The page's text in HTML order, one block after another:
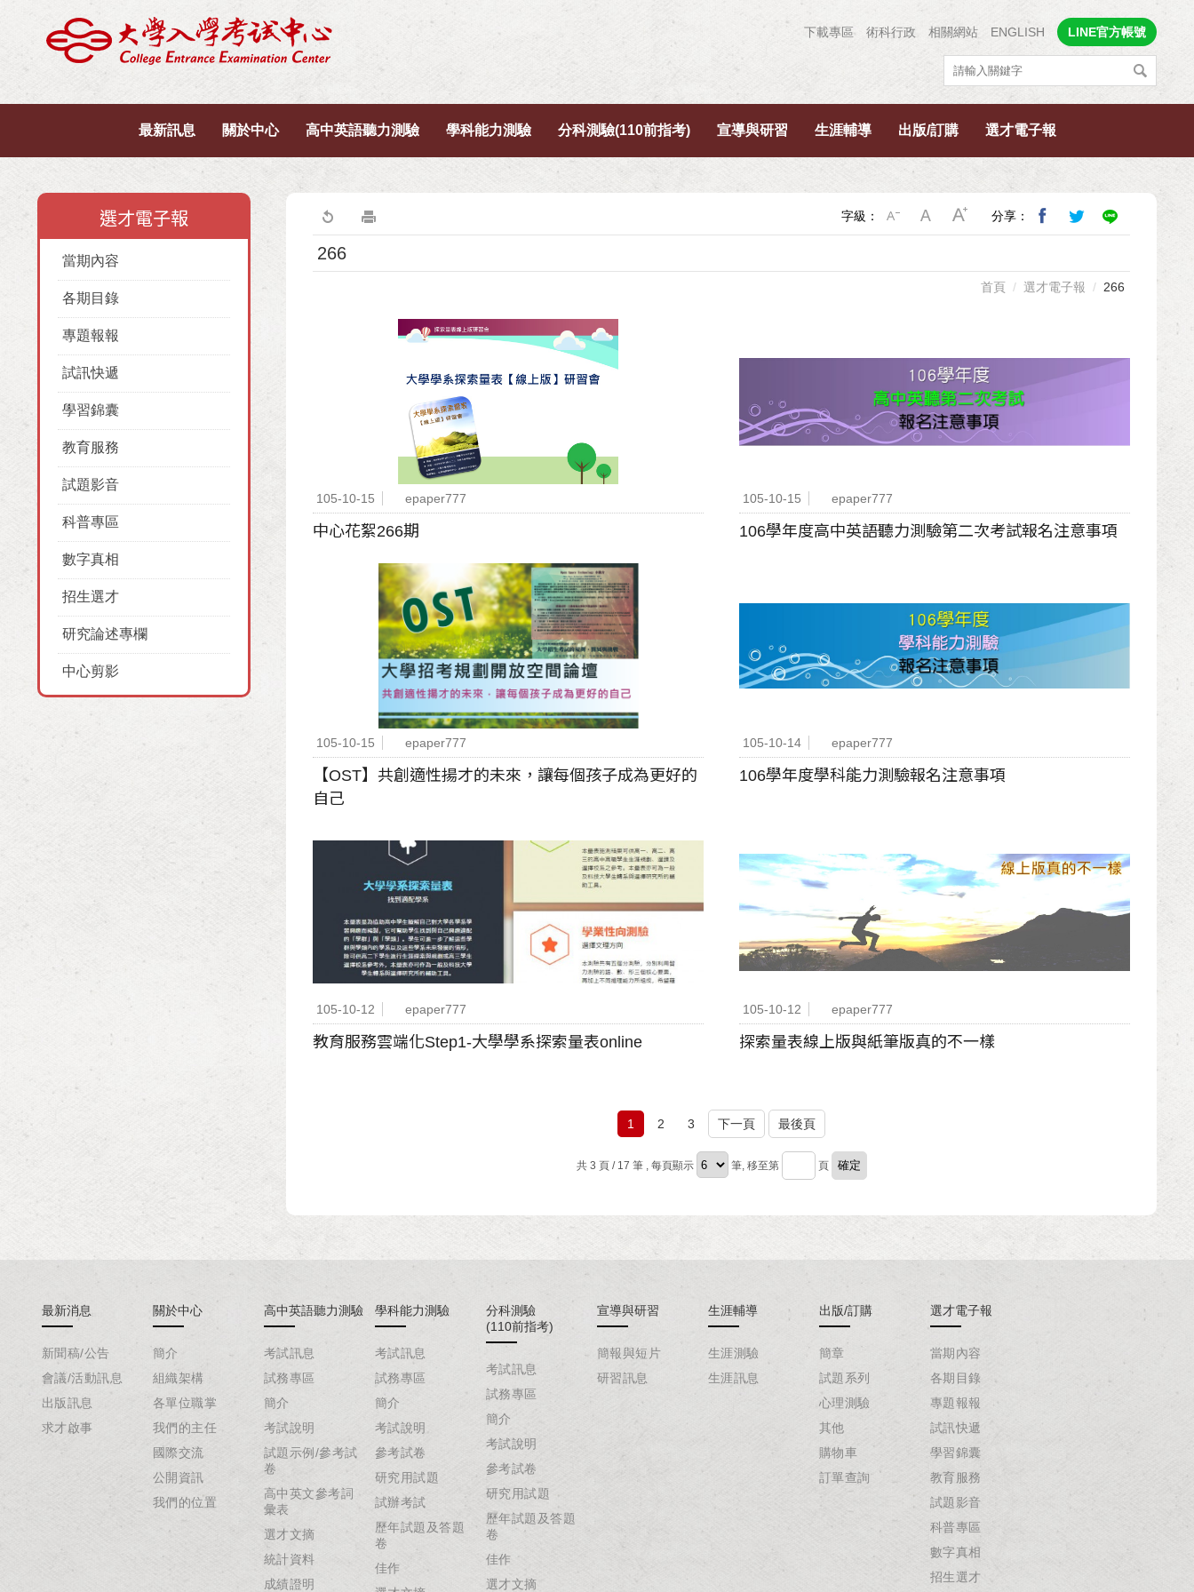
下載專區 術科行政 相關網站 ENGLISH LINE官方帳號
最新訊息 關於中心 高中英語聽力測驗 學科能力測驗 分科測驗(110前指考) 宣導與研習 生涯輔導 出版/訂購 選才電子報
選才電子報
當期內容
各期目錄
專題報報
試訊快遞
學習錦囊
教育服務
試題影音
科普專區
數字真相
招生選才
研究論述專欄
中心剪影
字級： 分享：
266
首頁 選才電子報 266
105-10-15 epaper777
中心花絮266期
105-10-15 epaper777
106學年度高中英語聽力測驗第二次考試報名注意事項
105-10-15 epaper777
【OST】共創適性揚才的未來，讓每個孩子成為更好的
自己
105-10-14 epaper777
106學年度學科能力測驗報名注意事項
105-10-12 epaper777
教育服務雲端化Step1-大學學系探索量表online
105-10-12 epaper777
探索量表線上版與紙筆版真的不一樣
1 2 3 下一頁 最後頁
共 3 頁 / 17 筆 , 每頁顯示 筆, 移至第 頁
最新消息
新聞稿/公告
會議/活動訊息
出版訊息
求才啟事
關於中心
簡介
組織架構
各單位職掌
我們的主任
國際交流
公開資訊
我們的位置
高中英語聽力測驗
考試訊息
試務專區
簡介
考試說明
試題示例/參考試
卷
高中英文參考詞
彙表
選才文摘
統計資料
成績證明
學科能力測驗
考試訊息
試務專區
簡介
考試說明
參考試卷
研究用試題
試辦考試
歷年試題及答題
卷
佳作
分科測驗
(110前指考)
考試訊息
試務專區
簡介
考試說明
參考試卷
研究用試題
歷年試題及答題
卷
佳作
選才文摘
宣導與研習
簡報與短片
研習訊息
生涯輔導
生涯測驗
生涯訊息
出版/訂購
簡章
試題系列
心理測驗
其他
購物車
訂單查詢
選才電子報
當期內容
各期目錄
專題報報
試訊快遞
學習錦囊
教育服務
試題影音
科普專區
數字真相
招生選才